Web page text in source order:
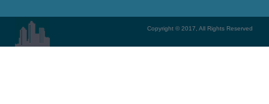
Copyright © 2017, All Rights Reserved